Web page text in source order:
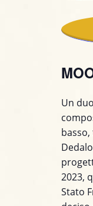
Un
2023,
Stato